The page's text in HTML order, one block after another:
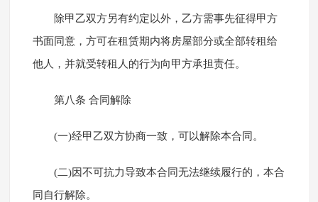
除甲乙双方另有约定以外，乙方需事先征得甲方
书面同意，方可在租赁期内将房屋部分或全部转租给
他人，并就受转租人的行为向甲方承担责任。
第八条 合同解除
(一)经甲乙双方协商一致，可以解除本合同。
(二)因不可抗力导致本合同无法继续履行的，本合
同自行解除。